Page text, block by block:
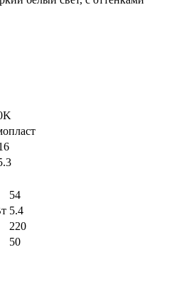
54
5.4
220
50